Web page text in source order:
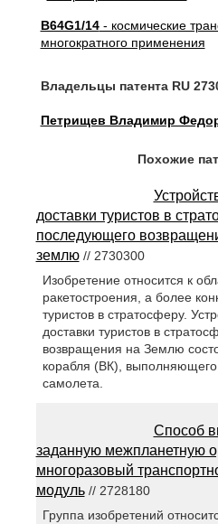
B64G1/14- космические
многократного применения
Владельцы патента RU
Петрищев Владимир
Похожие
доставки туристов в
последующего
землю// 2730300
Изобретение относится к
ракетостроения, а более
туристов в стратосферу.
доставки туристов в
возвращения на Землю
корабля (ВК), выполняющего
самолета.
Способ
заданную межпланетную
многоразовый
модуль// 2728180
Группа изобретений